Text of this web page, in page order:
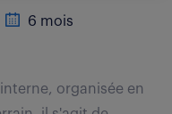
6 mois
organisée en